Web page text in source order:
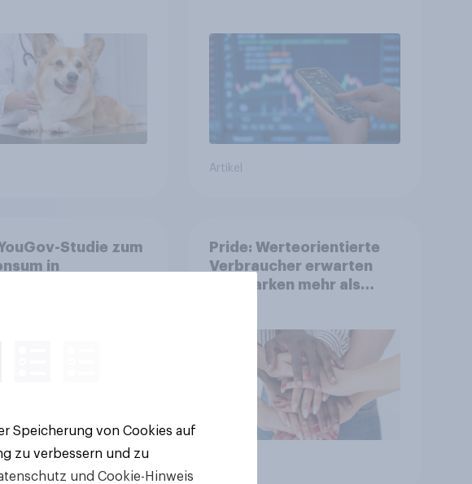
Artikel
Studie zum
in
23 Prozent
Pride: Werteorientierte
Verbraucher erwarten
von Marken mehr als
Speicherung von Cookies auf
zu verbessern und zu
und Cookie-Hinweis